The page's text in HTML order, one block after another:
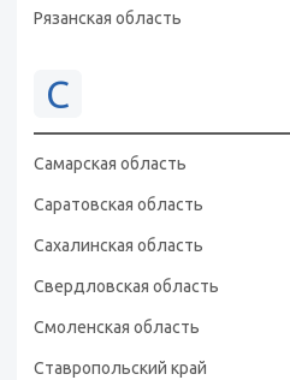
Рязанская область
С
Самарская область
Саратовская область
Сахалинская область
Свердловская область
Смоленская область
Ставропольский край